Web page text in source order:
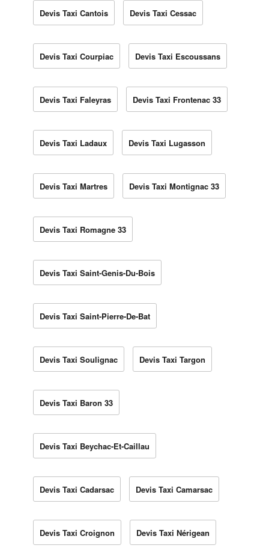
Devis Taxi Cantois Devis Taxi Cessac
Devis Taxi Courpiac Devis Taxi Escoussans
Devis Taxi Faleyras Devis Taxi Frontenac 33
Devis Taxi Ladaux Devis Taxi Lugasson
Devis Taxi Martres Devis Taxi Montignac 33
Devis Taxi Romagne 33
Devis Taxi Saint-Genis-Du-Bois
Devis Taxi Saint-Pierre-De-Bat
Devis Taxi Soulignac Devis Taxi Targon
Devis Taxi Baron 33
Devis Taxi Beychac-Et-Caillau
Devis Taxi Cadarsac Devis Taxi Camarsac
Devis Taxi Croignon Devis Taxi Nérigean